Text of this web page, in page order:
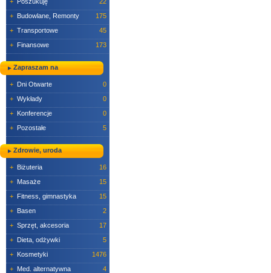
+ Budowlane, Remonty
175
+ Transportowe
45
+ Finansowe 173
Zapraszam na
+ Dni Otwarte
0
+ Wykłady
0
+ Konferencje
0
+ Pozostałe 5
Zdrowie, uroda
+ Biżuteria
16
+ Masaże
15
+ Fitness, gimnastyka
15
+ Basen
2
+ Sprzęt, akcesoria
17
+ Dieta, odżywki
5
+ Kosmetyki
1476
+ Med. alternatywna
4